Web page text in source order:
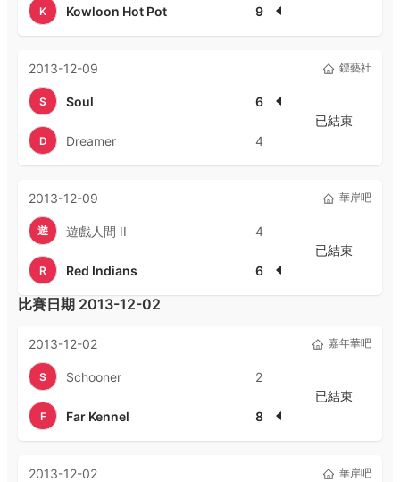
K Kowloon Hot Pot 9
2013-12-09 鏢藝社
S Soul 6
D Dreamer 4
已結束
2013-12-09 華岸吧
遊 遊戲人間 II 4
R Red Indians 6
已結束
比賽日期 2013-12-02
2013-12-02 嘉年華吧
S Schooner 2
F Far Kennel 8
已結束
2013-12-02 華岸吧